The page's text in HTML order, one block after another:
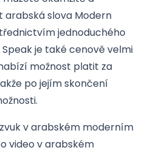
slova Modern
jednoduchého
je také cenově velmi
možnost platit za
po jejím skončení
v arabském moderním
video v arabském